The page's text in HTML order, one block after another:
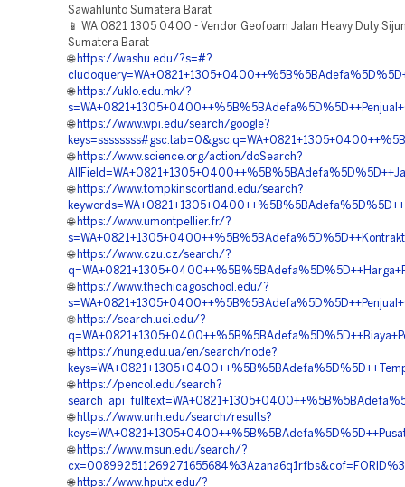
Sawahlunto Sumatera Barat
📱 WA 0821 1305 0400 - Vendor Geofoam Jalan Heavy Duty
Sumatera Barat
🌐 https://washu.edu/?s=#?
🌐 https://uklo.edu.mk/?
🌐 https://www.wpi.edu/search/google?
🌐 https://www.science.org/action/doSearch?
🌐 https://www.tompkinscortland.edu/search?
🌐 https://www.umontpellier.fr/?
🌐 https://www.czu.cz/search/?
🌐 https://www.thechicagoschool.edu/?
🌐 https://search.uci.edu/?
🌐 https://nung.edu.ua/en/search/node?
🌐 https://pencol.edu/search?
🌐 https://www.unh.edu/search/results?
🌐 https://www.msun.edu/search/?
🌐 https://www.hputx.edu/?